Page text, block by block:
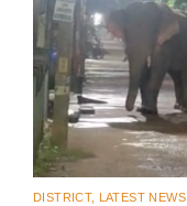
DISTRICT, LATEST NEWS